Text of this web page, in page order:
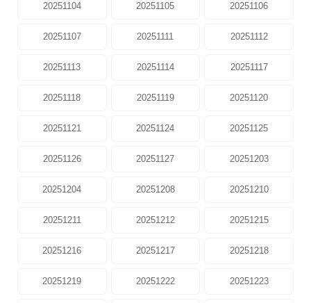
20251104 20251105 20251106
20251107 20251111 20251112
20251113 20251114 20251117
20251118 20251119 20251120
20251121 20251124 20251125
20251126 20251127 20251203
20251204 20251208 20251210
20251211 20251212 20251215
20251216 20251217 20251218
20251219 20251222 20251223